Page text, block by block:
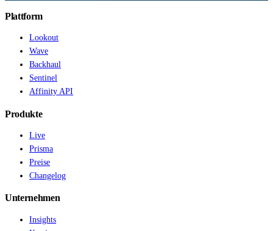
Plattform
Lookout
Wave
Backhaul
Sentinel
Affinity API
Produkte
Live
Prisma
Preise
Changelog
Unternehmen
Insights